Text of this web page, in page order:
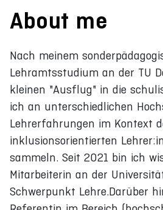
About me
Nach meinem
Lehramtsstudium an der TU
kleinen "Ausflug" in die
ich an unterschiedlichen
Lehrerfahrungen im Kontext
inklusionsorientierten
sammeln. Seit 2021 bin ich
Mitarbeiterin an der
Schwerpunkt Lehre.Darüber